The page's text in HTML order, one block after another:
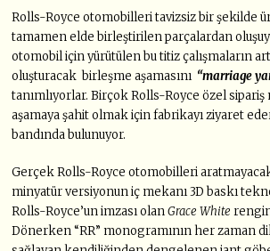
Rolls-Royce otomobilleri tavizsiz bir şekilde
tamamen elde birleştirilen parçalardan
otomobil için yürütülen bu titiz çalışmaların
oluşturacak birleşme aşamasını “marriage
tanımlıyorlar. Birçok Rolls-Royce özel sipariş
aşamaya şahit olmak için fabrikayı ziyaret
bandında bulunuyor.
Gerçek Rolls-Royce otomobilleri
minyatür versiyonun iç mekanı 3D baskı
Rolls-Royce’un imzası olanGrace White
Dönerken “RR” monogramının her zaman